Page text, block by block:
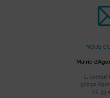
NOUS
Mairie
2, avenue
50230
02 33